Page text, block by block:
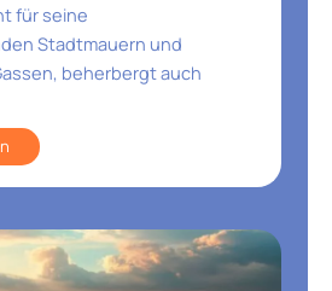
für seine
Stadtmauern und
beherbergt auch